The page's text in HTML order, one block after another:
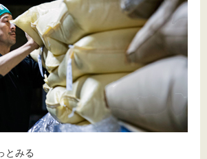
とみる